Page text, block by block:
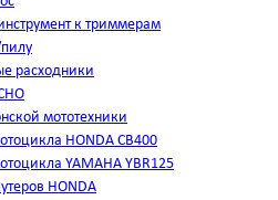
к триммерам
расходники
мототехники
HONDA CB400
YAMAHA YBR125
HONDA